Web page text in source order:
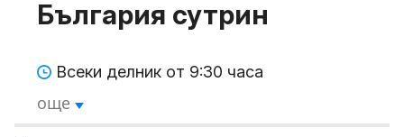
България сутрин
Всеки делник от 9:30 часа
още